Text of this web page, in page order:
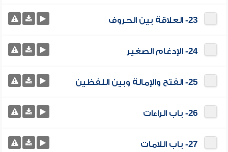
23- العلاقة بين الحروف
24- الإدغام الصغير
25- الفتح والإمالة وبين اللفظين
26- باب الراءات
27- باب اللامات